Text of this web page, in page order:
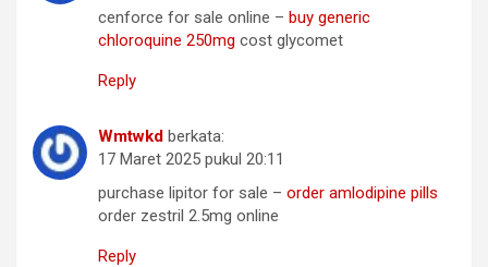
cenforce for sale online – buy generic
chloroquine 250mg cost glycomet
Reply
Wmtwkd berkata:
17 Maret 2025 pukul 20:11
purchase lipitor for sale – order amlodipine pills
order zestril 2.5mg online
Reply